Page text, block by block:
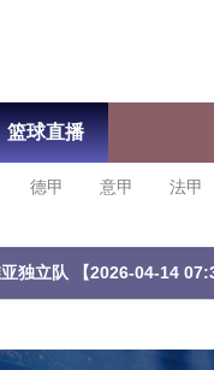
篮球直播
德甲 意甲 法甲
独立队 【2026-04-14